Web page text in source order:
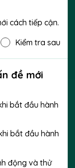
cách tiếp cận.
Kiểm tra sau
đề mới
bắt đầu hành
bắt đầu hành
động và thử